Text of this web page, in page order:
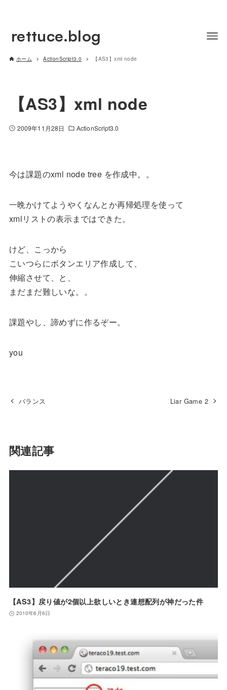
rettuce.blog
ホーム ActionScript3.0 【AS3】xml node
【AS3】xml node
2009年11月28日 ActionScript3.0
今は課題のxml node tree を作成中。。
一晩かけてようやくなんとか再帰処理を使って
xmlリストの表示まではできた。
けど、こっから
こいつらにボタンエリア作成して、
伸縮させて、と、
まだまだ難しいな。。
課題やし、諦めずに作るぞー。
you
バランス Liar Game 2
関連記事
【AS3】戻り値が2個以上欲しいとき連想配列が神だった件
2010年6月6日